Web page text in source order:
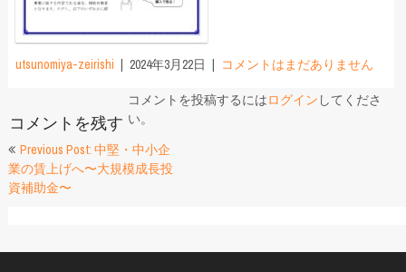
utsunomiya-zeirishi 2024年3月22日 コメントはまだありません
コメントを残す
コメントを投稿するにはログイン してくださ
い。
投
稿
Previous Post: 中堅・中小企
業の賃上げへ〜大規模成長投
資補助金〜